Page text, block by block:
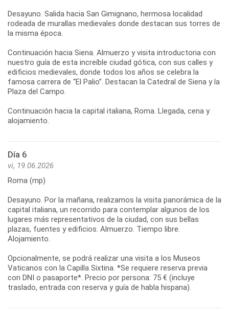
Desayuno. Salida hacia San Gimignano, hermosa localidad
rodeada de murallas medievales donde destacan sus torres de
la misma época.
Continuación hacia Siena. Almuerzo y visita introductoria con
nuestro guía de esta increíble ciudad gótica, con sus calles y
edificios medievales, donde todos los años se celebra la
famosa carrera de “El Palio”. Destacan la Catedral de Siena y la
Plaza del Campo.
Continuación hacia la capital italiana, Roma. Llegada, cena y
Día 6
vi, 19.06.2026
Roma (mp)
Desayuno. Por la mañana, realizamos la visita panorámica de la
capital italiana, un recorrido para contemplar algunos de los
lugares más representativos de la ciudad, con sus bellas
plazas, fuentes y edificios. Almuerzo. Tiempo libre.
Alojamiento.
Opcionalmente, se podrá realizar una visita a los Museos
Vaticanos con la Capilla Sixtina. *Se requiere reserva previa
con DNI o pasaporte*. Precio por persona: 75 € (incluye